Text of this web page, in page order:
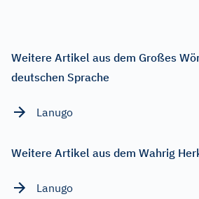
Weitere Artikel aus dem Großes
deutschen Sprache
Lanugo
Weitere Artikel aus dem Wahrig
Lanugo